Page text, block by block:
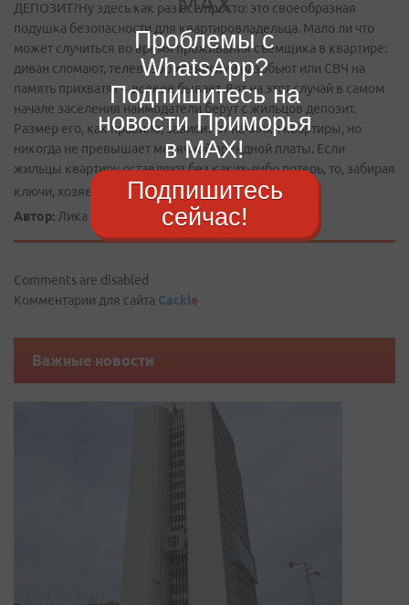
ДЕПОЗИТ?Ну здесь как раз все просто: это своеобразная
подушка безопасности для квартировладельца. Мало ли что
может случиться во время проживания съемщика в квартире:
диван сломают, телевизор хозяйский разобьют или СВЧ на
память прихватят – всякое бывает. Вот на этот случай в самом
начале заселения наймодатели берут с жильцов депозит.
Размер его, как правило, зависит от начинки квартиры, но
никогда не превышает месячной арендной платы. Если
жильцы квартиру оставляют без каких-­либо потерь, то, забирая
ключи, хозяева возвращают депозит съемщикам.
Автор: Лика ТКАЧЕНКО
Comments are disabled
Комментарии для сайта Cackle
Важные новости
Проблемы с
WhatsApp?
Подпишитесь на
новости Приморья
в MAX!
Подпишитесь
сейчас!